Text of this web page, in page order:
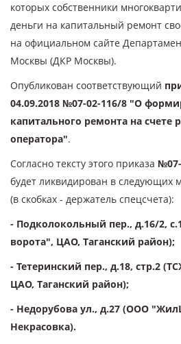
которых собственники
деньги на капитальный ремонт
на официальном сайте
Москвы (ДКР Москвы).
Опубликован соответствующий
04.09.2018 №07-02-116/8 "О
капитального ремонта на счете
оператора".
Согласно тексту этого приказа
будет ликвидирован в следующих
(в скобках - держатель спецсчета):
- Подколокольный пер., д.16/2,
ворота", ЦАО, Таганский район);
- Тетеринский пер., д.18, стр.2
ЦАО, Таганский район);
- Недорубова ул., д.27 (ООО
Некрасовка).